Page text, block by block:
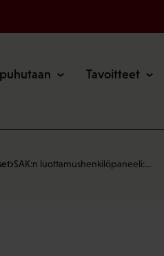
Tavoitteet
SAK:n luottamushenkilöpaneeli:…